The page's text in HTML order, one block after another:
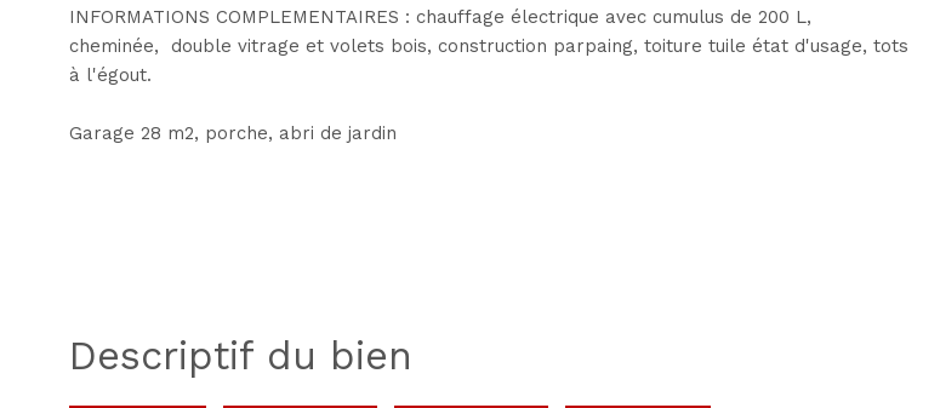
INFORMATIONS COMPLEMENTAIRES : chauffage électrique avec cumulus de 200 L,
cheminée, double vitrage et volets bois, construction parpaing, toiture tuile état d'usage, tots
à l'égout.
Garage 28 m2, porche, abri de jardin
descriptif du bien